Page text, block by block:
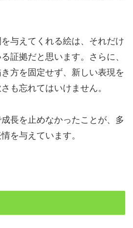
与えてくれる絵は、それだけ
証拠だと思います。さらに、
方を固定せず、新しい表現を
も忘れてはいけません。
長を止めなかったことが、多
を与えています。